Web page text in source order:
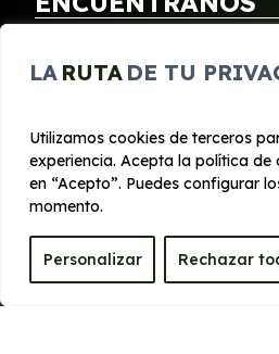
LA RUTA DE TU
Utilizamos cookies de terceros
experiencia. Acepta la política de
en “Acepto”. Puedes configurar
momento.
Personalizar Rechazar
Sangonera Verde
© 2020 - 2026
Aviso legal y Privacidad